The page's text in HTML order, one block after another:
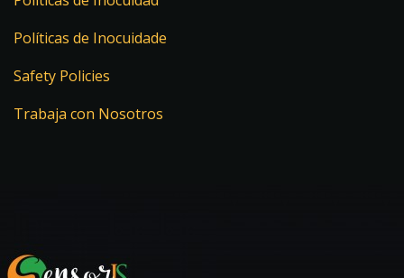
Políticas de Inocuidade
Safety Policies
Trabaja con Nosotros